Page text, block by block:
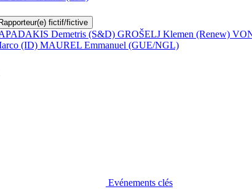
Rapporteur(e) fictif/fictive
Demetris (S&D) GROŠELJ Klemen (Renew)
(ID) MAUREL Emmanuel (GUE/NGL)
Evénements clés